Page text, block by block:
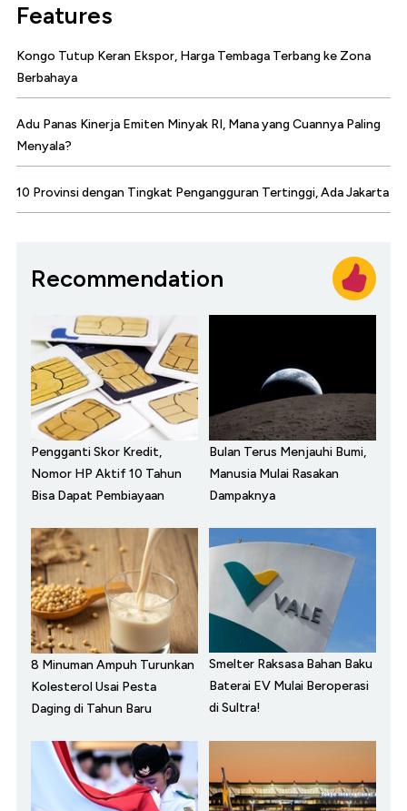
Features
Kongo Tutup Keran Ekspor, Harga Tembaga Terbang ke Zona
Berbahaya
Adu Panas Kinerja Emiten Minyak RI, Mana yang Cuannya Paling
Menyala?
10 Provinsi dengan Tingkat Pengangguran Tertinggi, Ada Jakarta
Recommendation
Pengganti Skor Kredit,
Nomor HP Aktif 10 Tahun
Bisa Dapat Pembiayaan
Bulan Terus Menjauhi Bumi,
Manusia Mulai Rasakan
Dampaknya
8 Minuman Ampuh Turunkan
Kolesterol Usai Pesta
Daging di Tahun Baru
Smelter Raksasa Bahan Baku
Baterai EV Mulai Beroperasi
di Sultra!